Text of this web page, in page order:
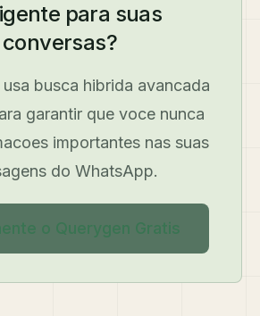
para suas
conversas?
busca hibrida avancada
garantir que voce nunca
importantes nas suas
do WhatsApp.
o Querygen Gratis